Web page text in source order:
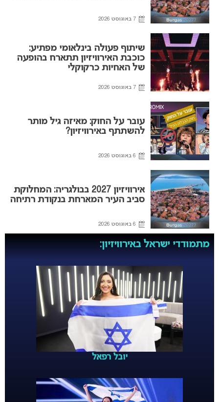
7 באוגוסט 2026
שיתוף פעולה בינלאומי מפתיע:
כוכבת האירוויזיון תתארח בהופעה
של האחיות כרקוקלי
7 באוגוסט 2026
עובר על החוק: מאיזה גיל מותר
להשתתף באירוויזיון?
6 באוגוסט 2026
אירוויזיון 2027 בבולגריה: המחלוקת
סביב העיר המארחת בנקודת רתיחה
6 באוגוסט 2026
מתמודדי ישראל באירוויזיון:
יובל רפאל